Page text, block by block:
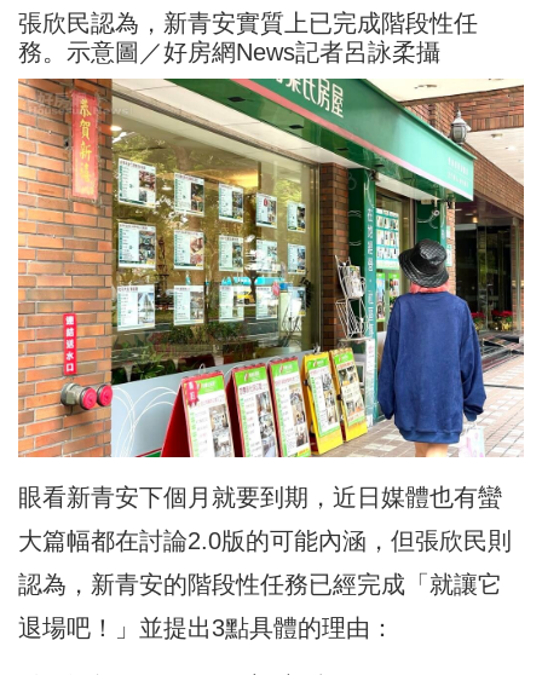
張欣民認為，新青安實質上已完成階段性任
務。示意圖／好房網News記者呂詠柔攝
眼看新青安下個月就要到期，近日媒體也有蠻
大篇幅都在討論2.0版的可能內涵，但張欣民則
認為，新青安的階段性任務已經完成「就讓它
退場吧！」並提出3點具體的理由：